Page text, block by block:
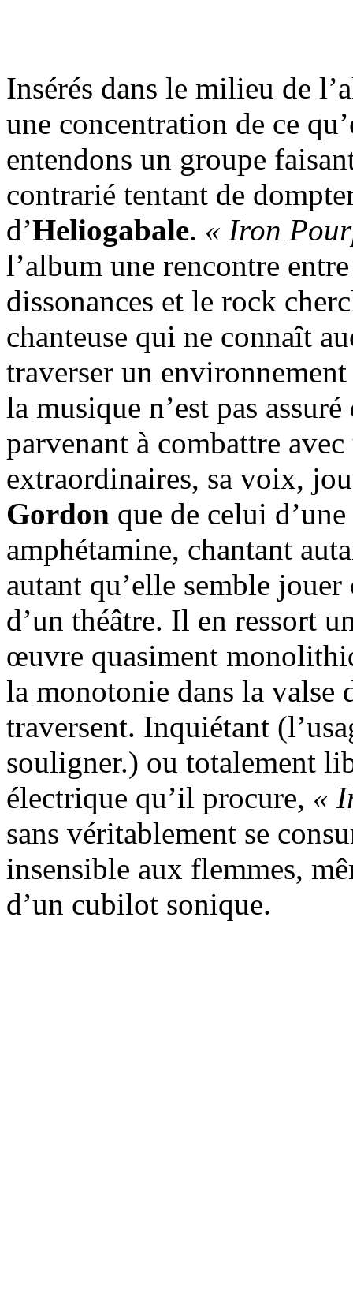
Insérés dans le milieu de
une concentration de ce
entendons un groupe
contrarié tentant de
d’Heliogabale. « Iron
l’album une rencontre
dissonances et le rock
chanteuse qui ne connaît
traverser un
la musique n’est pas
parvenant à combattre
extraordinaires, sa voix,
Gordon que de celui d’une
amphétamine, chantant
autant qu’elle semble
d’un théâtre. Il en ressort
œuvre quasiment
la monotonie dans la valse
traversent. Inquiétant
souligner.) ou totalement
électrique qu’il procure, «
sans véritablement se
insensible aux flemmes,
d’un cubilot sonique.